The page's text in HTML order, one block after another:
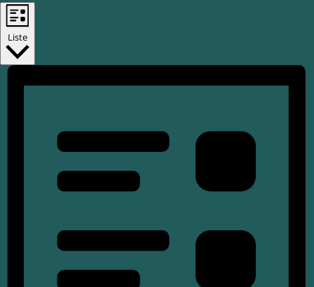
Liste